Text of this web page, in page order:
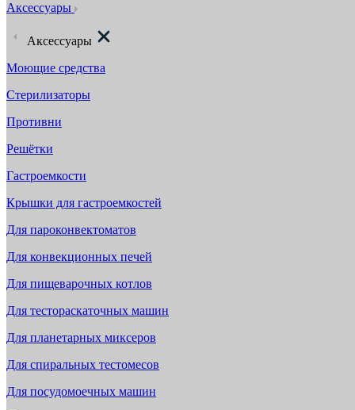
Аксессуары
Аксессуары
Моющие средства
Стерилизаторы
Противни
Решётки
Гастроемкости
Крышки для гастроемкостей
Для пароконвектоматов
Для конвекционных печей
Для пищеварочных котлов
Для тестораскаточных машин
Для планетарных миксеров
Для спиральных тестомесов
Для посудомоечных машин